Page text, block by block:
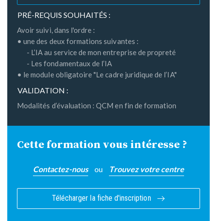
PRÉ-REQUIS SOUHAITÉS :
Avoir suivi, dans l'ordre :
• une des deux formations suivantes :
- L’IA au service de mon entreprise de propreté
- Les fondamentaux de l’IA
• le module obligatoire "Le cadre juridique de l’IA"
VALIDATION :
Modalités d’évaluation : QCM en fin de formation
Cette formation vous intéresse ?
Contactez-nous ou Trouvez votre centre
Télécharger la fiche d'inscription